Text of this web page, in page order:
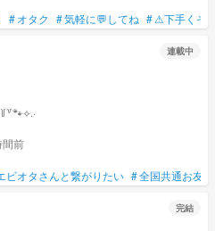
#オタク #気軽に💬してね #⚠下手くそ
連載中
間前
ビオタさんと繋がりたい #全国共通お友
完結